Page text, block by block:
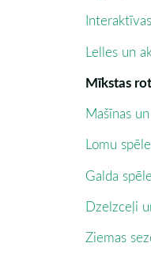
Lelles un
Mīkstas
Mašīnas
Lomu
Galda
Dzelzceļi
Ziemas